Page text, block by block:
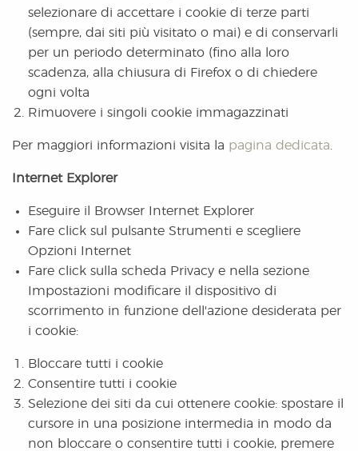
selezionare di accettare i cookie di terze parti
(sempre, dai siti più visitato o mai) e di conservarli
per un periodo determinato (fino alla loro
scadenza, alla chiusura di Firefox o di chiedere
ogni volta
Rimuovere i singoli cookie immagazzinati
Per maggiori informazioni visita la pagina dedicata
Internet Explorer
Eseguire il Browser Internet Explorer
Fare click sul pulsante Strumenti e scegliere
Opzioni Internet
Fare click sulla scheda Privacy e nella sezione
Impostazioni modificare il dispositivo di
scorrimento in funzione dell'azione desiderata per
i cookie:
Bloccare tutti i cookie
Consentire tutti i cookie
Selezione dei siti da cui ottenere cookie: spostare il
cursore in una posizione intermedia in modo da
non bloccare o consentire tutti i cookie, premere